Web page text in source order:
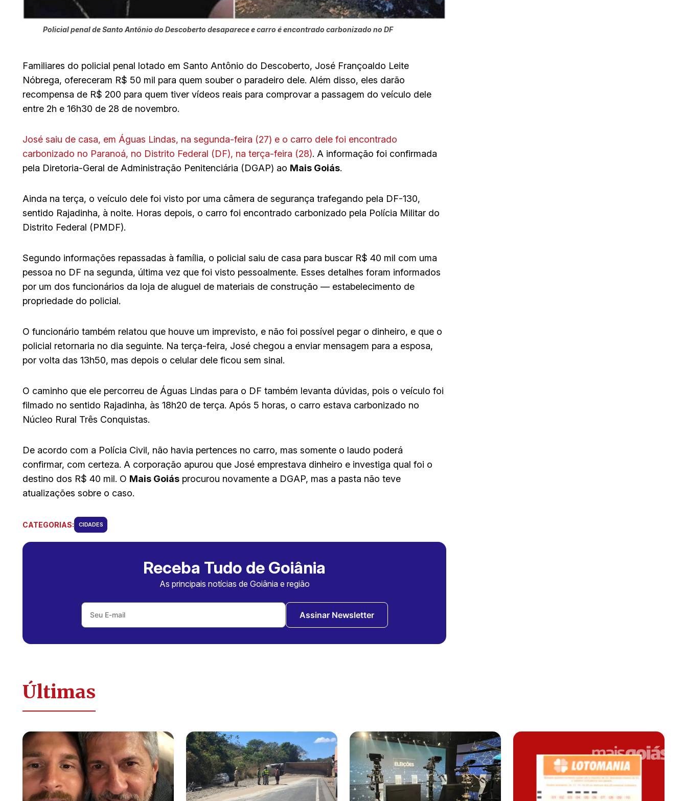
Policial penal de Santo Antônio do Descoberto desaparece e carro é encontrado carbonizado no DF
Familiares do policial penal lotado em Santo Antônio do Descoberto, José Françoaldo Leite
Nóbrega, ofereceram R$ 50 mil para quem souber o paradeiro dele. Além disso, eles darão
recompensa de R$ 200 para quem tiver vídeos reais para comprovar a passagem do veículo dele
entre 2h e 16h30 de 28 de novembro.
José saiu de casa, em Águas Lindas, na segunda-feira (27) e o carro dele foi encontrado
carbonizado no Paranoá, no Distrito Federal (DF), na terça-feira (28). A informação foi confirmada
pela Diretoria-Geral de Administração Penitenciária (DGAP) ao Mais Goiás.
Ainda na terça, o veículo dele foi visto por uma câmera de segurança trafegando pela DF-130,
sentido Rajadinha, à noite. Horas depois, o carro foi encontrado carbonizado pela Polícia Militar do
Distrito Federal (PMDF).
Segundo informações repassadas à família, o policial saiu de casa para buscar R$ 40 mil com uma
pessoa no DF na segunda, última vez que foi visto pessoalmente. Esses detalhes foram informados
por um dos funcionários da loja de aluguel de materiais de construção — estabelecimento de
propriedade do policial.
O funcionário também relatou que houve um imprevisto, e não foi possível pegar o dinheiro, e que o
policial retornaria no dia seguinte. Na terça-feira, José chegou a enviar mensagem para a esposa,
por volta das 13h50, mas depois o celular dele ficou sem sinal.
O caminho que ele percorreu de Águas Lindas para o DF também levanta dúvidas, pois o veículo foi
filmado no sentido Rajadinha, às 18h20 de terça. Após 5 horas, o carro estava carbonizado no
Núcleo Rural Três Conquistas.
De acordo com a Polícia Civil, não havia pertences no carro, mas somente o laudo poderá
confirmar, com certeza. A corporação apurou que José emprestava dinheiro e investiga qual foi o
destino dos R$ 40 mil. O Mais Goiás procurou novamente a DGAP, mas a pasta não teve
atualizações sobre o caso.
CATEGORIAS: CIDADES
Receba Tudo de Goiânia
As principais notícias de Goiânia e região
Assinar Newsletter
Últimas